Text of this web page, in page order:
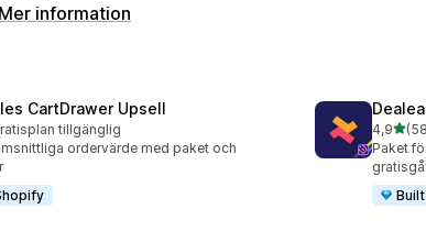
Mer information
CartDrawer Upsell
totalt tillgänglig
ordervärde med paket och
4,9av 5
585
Paket